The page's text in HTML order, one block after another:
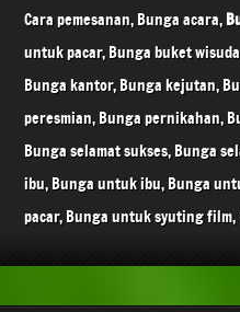
Cara pemesanan, Bunga acara,
untuk pacar, Bunga buket
Bunga kantor, Bunga kejutan,
peresmian, Bunga pernikahan,
Bunga selamat sukses, Bunga
ibu, Bunga untuk ibu, Bunga
pacar, Bunga untuk syuting